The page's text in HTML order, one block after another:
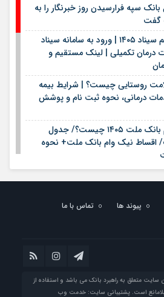
بانک سپه فرارسیدن روز خبرنگار را به
گفت
بیمه معلم سیناد ۱۴۰۵ | ورود به سامانه سیناد
درمان تکمیلی | لینک مستقیم و
روستایی چیست؟ | شرایط بیمه
۱۴۰۵، خدمات درمانی، نحوه ثبت نام و پوشش
نیک وام بانک ملت ۱۴۰۵ چیست؟/ جدول
اقساط نیک وام بانک ملت+ نحوه
وام قرض الحسنه ۱۴۰۵ | شرایط دریافت، مبلغ
نام
می‌شود؟
پیوند ها
تماس با ما
متعلق به راهبرد بانک می باشد و استفاده از
است. پشتیبانی سایت:خدمت وب